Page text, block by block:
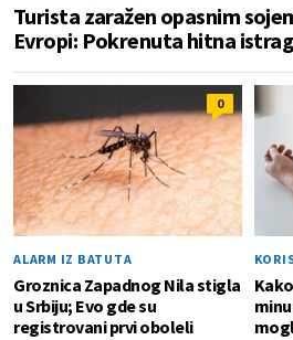
Turista zaražen opasnim
Evropi: Pokrenuta hitna
0
ALARM IZ BATUTA
Groznica Zapadnog Nila stigla
u Srbiju; Evo gde su
registrovani prvi oboleli